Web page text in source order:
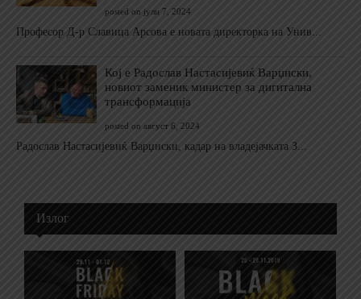
posted on јули 7, 2024
Професор Д-р Славица Арсова е новата директорка на Унив...
Кој е Радослав Настасијевиќ Варџиски,
новиот заменик министер за дигитална
трансформација
posted on август 6, 2024
Радослав Настасијевиќ Варџиски, кадар на владејачката З...
Излог